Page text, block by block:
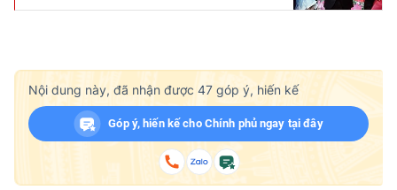
Nội dung này, đã nhận được 47 góp ý, hiến kế
Góp ý, hiến kế cho Chính phủ ngay tại đây